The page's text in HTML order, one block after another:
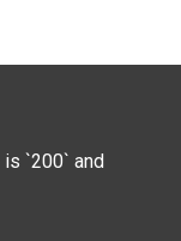
`200` and